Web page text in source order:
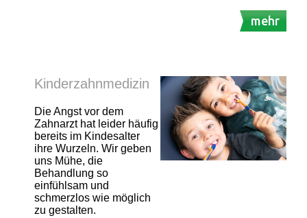
mehr
Kinderzahnmedizin
Die Angst vor dem
Zahnarzt hat leider häufig
bereits im Kindesalter
ihre Wurzeln. Wir geben
uns Mühe, die
Behandlung so
einfühlsam und
schmerzlos wie möglich
zu gestalten.